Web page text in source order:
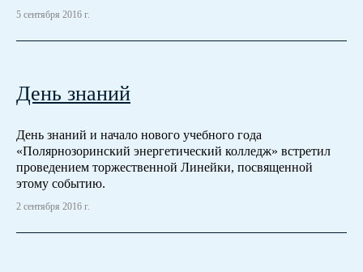
5 сентября 2016 г.
День знаний
День знаний и начало нового учебного года
«Полярнозоринский энергетический колледж» встретил
проведением торжественной Линейки, посвященной
этому событию.
2 сентября 2016 г.